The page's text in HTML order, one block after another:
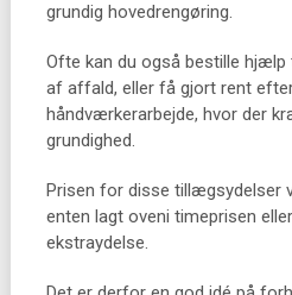
grundig hovedrengøring.
Ofte kan du også bestille hjælp
af affald, eller få gjort rent
håndværkerarbejde, hvor der
grundighed.
Prisen for disse tillægsydelser
enten lagt oveni timeprisen
ekstraydelse.